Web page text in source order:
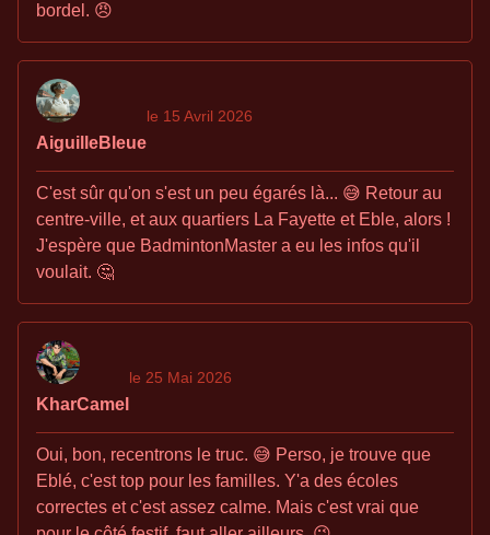
bordel. 😠
AiguilleBleue
le 15 Avril 2026
C'est sûr qu'on s'est un peu égarés là... 😅 Retour au
centre-ville, et aux quartiers La Fayette et Eble, alors !
J'espère que BadmintonMaster a eu les infos qu'il
voulait. 🤔
KharCamel
le 25 Mai 2026
Oui, bon, recentrons le truc. 😅 Perso, je trouve que
Eblé, c'est top pour les familles. Y'a des écoles
correctes et c'est assez calme. Mais c'est vrai que